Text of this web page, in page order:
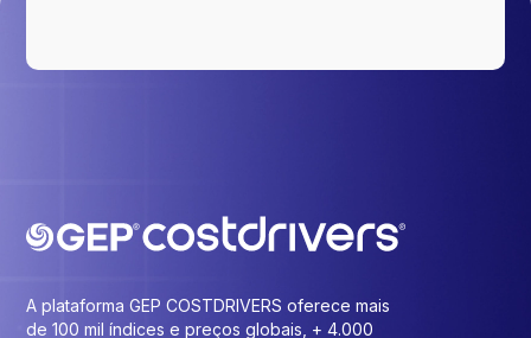
A plataforma GEP COSTDRIVERS oferece mais
de 100 mil índices e preços globais, + 4.000